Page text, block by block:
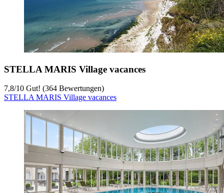
STELLA MARIS Village vacances
7,8/10 Gut! (364 Bewertungen)
STELLA MARIS Village vacances